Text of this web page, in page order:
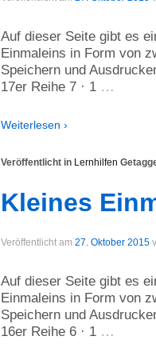
Auf dieser Seite gibt es
Einmaleins in Form von
Speichern und
17er Reihe 7 · 1 …
Weiterlesen ›
Veröffentlicht in Lernhilfen
Kleines
Veröffentlicht am 27. Oktober 2015
Auf dieser Seite gibt es
Einmaleins in Form von
Speichern und
16er Reihe 6 · 1 …